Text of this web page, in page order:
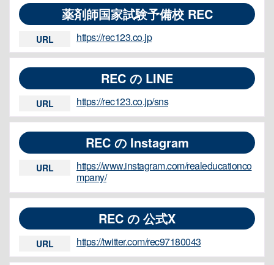
薬剤師国家試験予備校 REC
URL https://rec123.co.jp
REC の LINE
URL https://rec123.co.jp/sns
REC の Instagram
URL
https://www.instagram.com/realeducationco
mpany/
REC の 公式X
URL https://twitter.com/rec97180043